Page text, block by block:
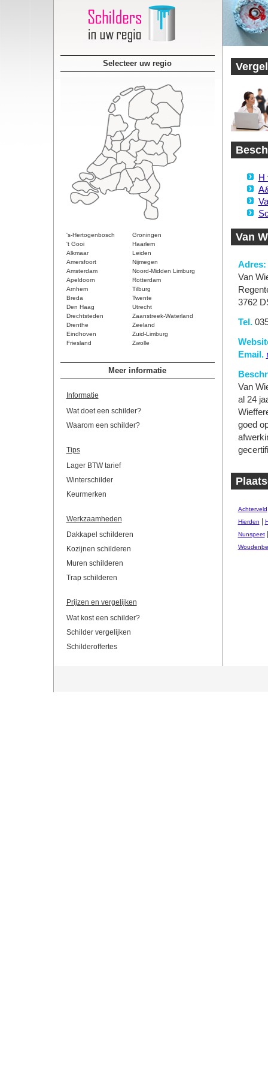
Selecteer uw regio
's-Hertogenbosch
Groningen
't Gooi
Haarlem
Alkmaar
Leiden
Amersfoort
Nijmegen
Amsterdam
Noord-Midden Limburg
Apeldoorn
Rotterdam
Arnhem
Tilburg
Breda
Twente
Den Haag
Utrecht
Drechtsteden
Zaanstreek-Waterland
Drenthe
Zeeland
Eindhoven
Zuid-Limburg
Friesland
Zwolle
Meer informatie
Informatie
Wat doet een schilder?
Waarom een schilder?
Tips
Lager BTW tarief
Winterschilder
Keurmerken
Werkzaamheden
Dakkapel schilderen
Kozijnen schilderen
Muren schilderen
Trap schilderen
Prijzen en vergelijken
Wat kost een schilder?
Schilder vergelijken
Schilderoffertes
H
Van
Adres:
Van
3762
Tel.
Email.
Van
al 24
goed
Achterveld
Hierden
Nunspeet